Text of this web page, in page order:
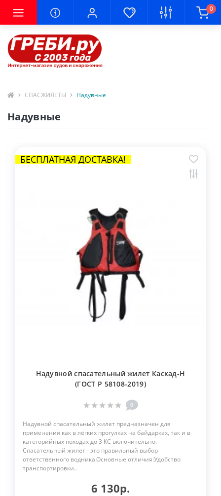
0
СПАСЖИЛЕТЫ Надувные
Надувные
БЕСПЛАТНАЯ ДОСТАВКА!
Надувной спасательный жилет Каскад-Н
(ГОСТ Р 58108-2019)
0
Надувной спасательный жилет предназначен для
применения как в лёгких прогулках на байдарках, так и в
категорийных походах до 3 КС включительно.
Спасательный жилет - это правильный выбор
ответственного водника.Основные отличия:Удобство
транспортировки..
6 130р.